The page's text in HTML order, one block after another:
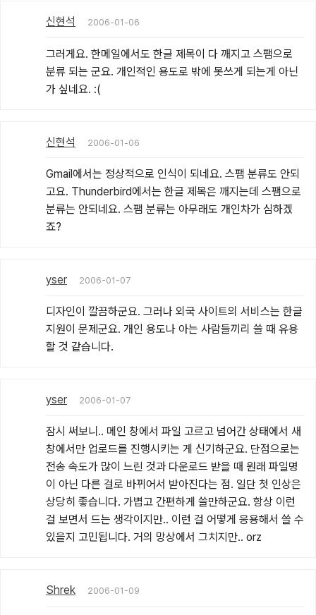
신현석 2006-01-06
그러게요. 한메일에서도 한글 제목이 다 깨지고 스팸으로
분류 되는 군요. 개인적인 용도로 밖에 못쓰게 되는게 아닌
가 싶네요. :(
신현석 2006-01-06
Gmail에서는 정상적으로 인식이 되네요. 스팸 분류도 안되
고요. Thunderbird에서는 한글 제목은 깨지는데 스팸으로
분류는 안되네요. 스팸 분류는 아무래도 개인차가 심하겠
죠?
yser 2006-01-07
디자인이 깔끔하군요. 그러나 외국 사이트의 서비스는 한글
지원이 문제군요. 개인 용도나 아는 사람들끼리 쓸 때 유용
할 것 같습니다.
yser 2006-01-07
잠시 써보니.. 메인 창에서 파일 고르고 넘어간 상태에서 새
창에서만 업로드를 진행시키는 게 신기하군요. 단점으로는
전송 속도가 많이 느린 것과 다운로드 받을 때 원래 파일명
이 아닌 다른 걸로 바뀌어서 받아진다는 점. 일단 첫 인상은
상당히 좋습니다. 가볍고 간편하게 쓸만하군요. 항상 이런
걸 보면서 드는 생각이지만.. 이런 걸 어떻게 응용해서 쓸 수
있을지 고민됩니다. 거의 망상에서 그치지만.. orz
Shrek 2006-01-09